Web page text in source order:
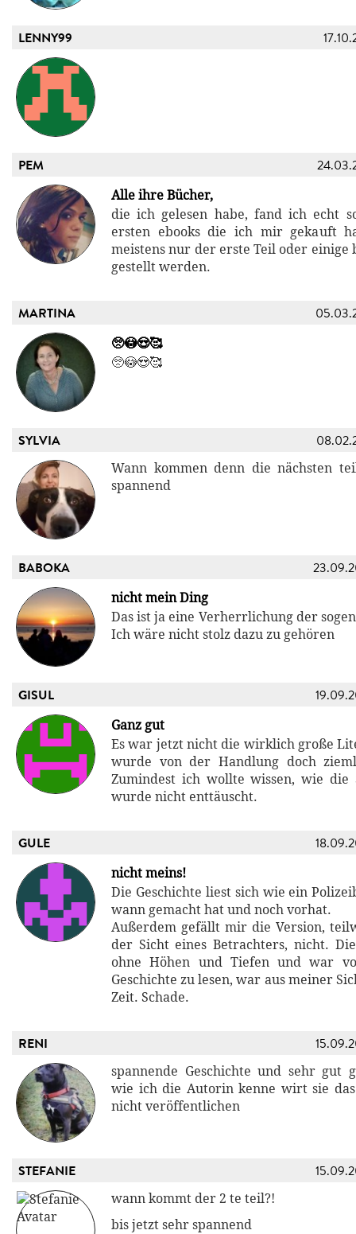
LENNY99
PEM
Alle ihre Bücher,
die ich gelesen habe, fand ich echt
ersten ebooks die ich mir gekauft
meistens nur der erste Teil oder einige
gestellt werden.
MARTINA
🥺😳😍🥰
🥺😳😍🥰
SYLVIA
Wann kommen denn die nächsten
spannend
BABOKA
nicht mein Ding
Das ist ja eine Verherrlichung der
Ich wäre nicht stolz dazu zu gehören
GISUL
Ganz gut
Es war jetzt nicht die wirklich große
wurde von der Handlung doch
Zumindest ich wollte wissen, wie die
wurde nicht enttäuscht.
GULE
nicht meins!
Die Geschichte liest sich wie ein
wann gemacht hat und noch vorhat.
Außerdem gefällt mir die Version,
der Sicht eines Betrachters, nicht.
ohne Höhen und Tiefen und war
Geschichte zu lesen, war aus meiner
Zeit. Schade.
RENI
spannende Geschichte und sehr gut
wie ich die Autorin kenne wirt sie
nicht veröffentlichen
STEFANIE
wann kommt der 2 te teil?!
bis jetzt sehr spannend